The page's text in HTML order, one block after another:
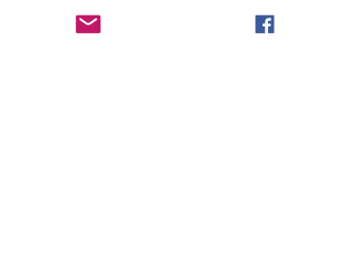
©2017 par l'association des Amis